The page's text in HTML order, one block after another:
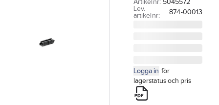
Lev.
artikelnr:
874-00013
Logga in för
lagerstatus och pris